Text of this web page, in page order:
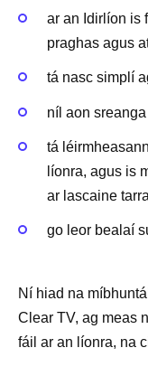
ar an Idirlíon is
praghas agus
tá nasc simplí
níl aon
tá
líonra, agus is
ar lascaine
go leor bealaí
Ní hiad na
Clear TV, ag meas
fáil ar an líonra, na